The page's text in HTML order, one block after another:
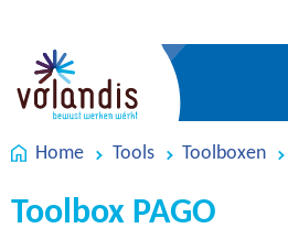
Home Tools Toolboxen
Toolbox PAGO